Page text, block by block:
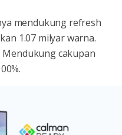
mendukung refresh
1.07 milyar warna.
cakupan